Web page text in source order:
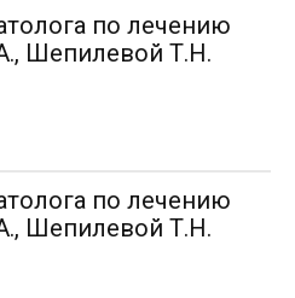
по лечению
Шепилевой Т.Н.
по лечению
Шепилевой Т.Н.